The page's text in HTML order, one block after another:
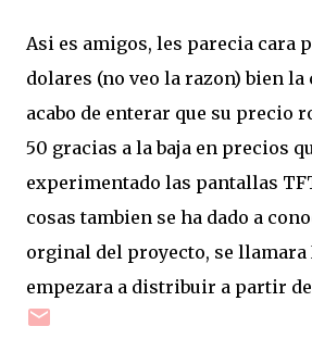
Asi es amigos, les parecia cara
dolares (no veo la razon) bien la
acabo de enterar que su precio
50 gracias a la baja en precios
experimentado las pantallas
cosas tambien se ha dado a
orginal del proyecto, se llamara
empezara a distribuir a partir